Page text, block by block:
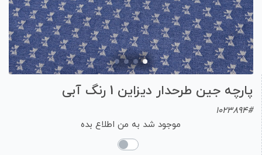
پارچه جین طرحدار دیزاین 1 رنگ آبی
1023894#
موجود شد به من اطلاع بده